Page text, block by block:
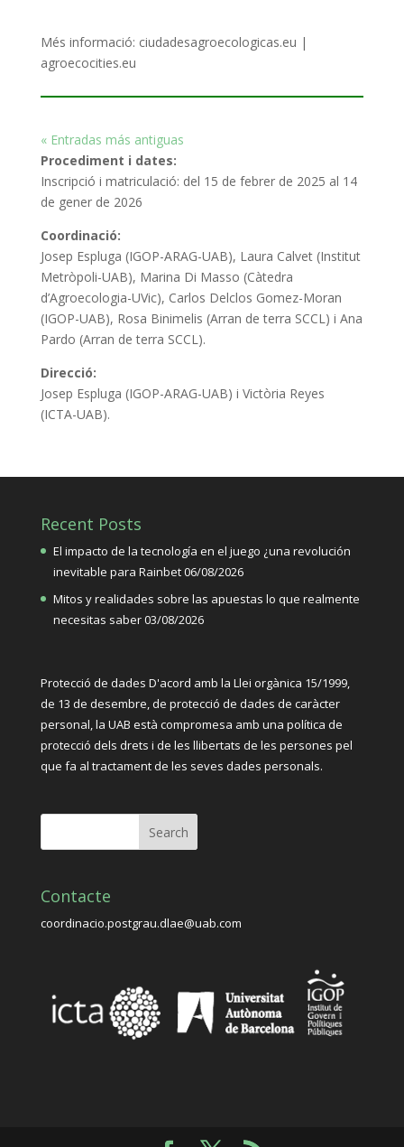
Més informació: ciudadesagroecologicas.eu |
agroecocities.eu
« Entradas más antiguas
Procediment i dates:
Inscripció i matriculació: del 15 de febrer de 2025 al 14
de gener de 2026
Coordinació:
Josep Espluga (IGOP-ARAG-UAB), Laura Calvet (Institut
Metròpoli-UAB), Marina Di Masso (Càtedra
d’Agroecologia-UVic), Carlos Delclos Gomez-Moran
(IGOP-UAB), Rosa Binimelis (Arran de terra SCCL) i Ana
Pardo (Arran de terra SCCL).
Direcció:
Josep Espluga (IGOP-ARAG-UAB) i Victòria Reyes
(ICTA-UAB).
Recent Posts
El impacto de la tecnología en el juego ¿una revolución
inevitable para Rainbet06/08/2026
Mitos y realidades sobre las apuestas lo que realmente
necesitas saber03/08/2026
Protecció de dades D'acord amb la Llei orgànica 15/1999,
de 13 de desembre, de protecció de dades de caràcter
personal, la UAB està compromesa amb una política de
protecció dels drets i de les llibertats de les persones pel
que fa al tractament de les seves dades personals.
Contacte
coordinacio.postgrau.dlae@uab.com